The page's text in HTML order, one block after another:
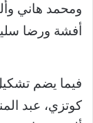
ومحمد هاني
أفشة ورضا
فيما يضم
كوتزي، عبد